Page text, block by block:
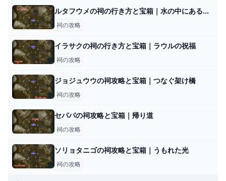
ルタフウメの祠の行き方と宝箱｜水の中にある水晶の取り方
祠の攻略
イラサクの祠の行き方と宝箱｜ラウルの祝福
祠の攻略
ジョジュウウの祠攻略と宝箱｜つなぐ架け橋
祠の攻略
セパパの祠攻略と宝箱｜帰り道
祠の攻略
ソリョタニゴの祠攻略と宝箱｜うもれた光
祠の攻略